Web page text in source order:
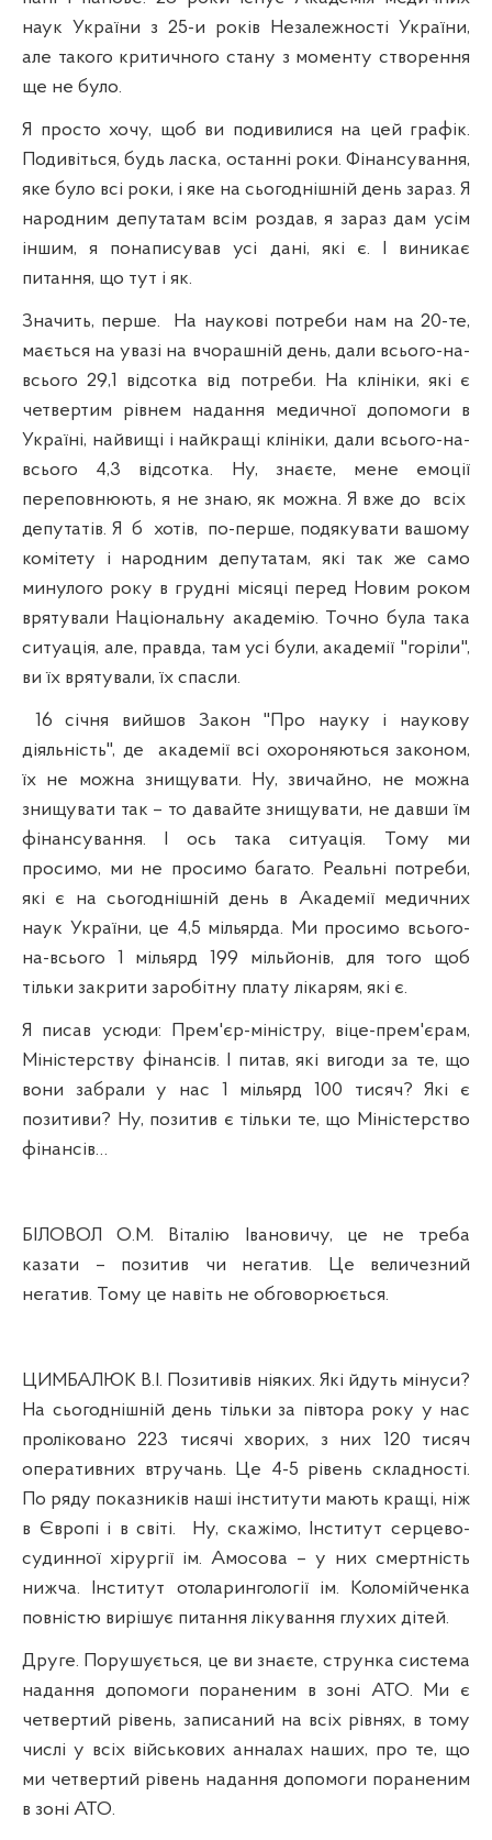
наук України з 25-и років Незалежності України,
але такого критичного стану з моменту створення
ще не було.
Я просто хочу, щоб ви подивилися на цей графік.
Подивіться, будь ласка, останні роки. Фінансування,
яке було всі роки, і яке на сьогоднішній день зараз. Я
народним депутатам всім роздав, я зараз дам усім
іншим, я понаписував усі дані, які є. І виникає
питання, що тут і як.
Значить, перше.
На наукові потреби нам на 20-те,
мається на увазі на вчорашній день, дали всього-на-
всього 29,1 відсотка від потреби. На клініки, які є
четвертим рівнем надання медичної допомоги в
Україні, найвищі і найкращі клініки, дали всього-на-
всього 4,3 відсотка. Ну, знаєте, мене емоції
переповнюють, я не знаю, як можна. Я вже до
всіх
депутатів. Я б хотів, по-перше, подякувати вашому
комітету і народним депутатам, які так же само
минулого року в грудні місяці перед Новим роком
врятували Національну академію. Точно була така
ситуація, але, правда, там усі були, академії "горіли",
ви їх врятували, їх спасли.
16 січня вийшов Закон "Про науку і наукову
діяльність", де
академії всі охороняються законом,
їх не можна знищувати. Ну, звичайно, не можна
знищувати так – то давайте знищувати, не давши їм
фінансування. І ось така ситуація. Тому ми
просимо, ми не просимо багато. Реальні потреби,
які є на сьогоднішній день в Академії медичних
наук України, це 4,5 мільярда. Ми просимо всього-
на-всього 1 мільярд 199 мільйонів, для того щоб
тільки закрити заробітну плату лікарям, які є.
Я писав усюди: Прем'єр-міністру, віце-прем'єрам,
Міністерству фінансів. І питав, які вигоди за те, що
вони забрали у нас 1 мільярд 100 тисяч? Які є
позитиви? Ну, позитив є тільки те, що Міністерство
фінансів…
БІЛОВОЛ О.М. Віталію Івановичу, це не треба
казати – позитив чи негатив. Це величезний
негатив. Тому це навіть не обговорюється.
ЦИМБАЛЮК В.І. Позитивів ніяких. Які йдуть мінуси?
На сьогоднішній день тільки за півтора року у нас
проліковано 223 тисячі хворих, з них 120 тисяч
оперативних втручань. Це 4-5 рівень складності.
По ряду показників наші інститути мають кращі, ніж
в Європі і в світі.
Ну, скажімо, Інститут серцево-
судинної хірургії ім. Амосова – у них смертність
нижча. Інститут отоларингології ім.
Коломійченка
повністю вирішує питання лікування глухих дітей.
Друге. Порушується, це ви знаєте, струнка система
надання допомоги пораненим в зоні АТО. Ми є
четвертий рівень, записаний на всіх рівнях, в тому
числі у всіх військових анналах наших, про те, що
ми четвертий рівень надання допомоги пораненим
в зоні АТО.